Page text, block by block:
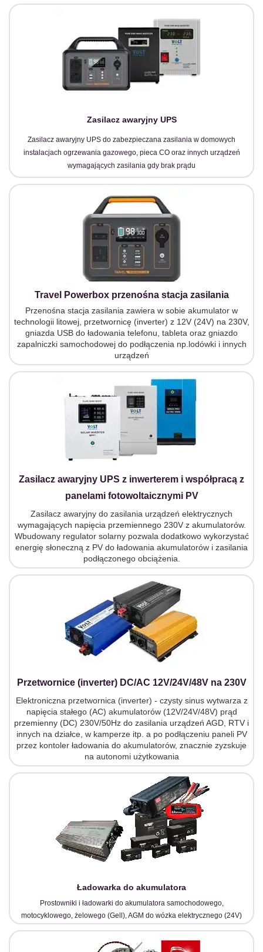
Zasilacz awaryjny UPS
Zasilacz awaryjny UPS do zabezpieczana zasilania w domowych
instalacjach ogrzewania gazowego, pieca CO oraz innych urządzeń
wymagających zasilania gdy brak prądu
Travel Powerbox przenośna stacja zasilania
Przenośna stacja zasilania zawiera w sobie akumulator w
technologii litowej, przetwornicę (inverter) z 12V (24V) na 230V,
gniazda USB do ładowania telefonu, tableta oraz gniazdo
zapalniczki samochodowej do podłączenia np.lodówki i innych
urządzeń
Zasilacz awaryjny UPS z inwerterem i współpracą z
panelami fotowoltaicznymi PV
Zasilacz awaryjny do zasilania urządzeń elektrycznych
wymagających napięcia przemiennego 230V z akumulatorów.
Wbudowany regulator solarny pozwala dodatkowo wykorzystać
energię słoneczną z PV do ładowania akumulatorów i zasilania
podłączonego obciążenia.
Przetwornice (inverter) DC/AC 12V/24V/48V na 230V
Elektroniczna przetwornica (inverter) - czysty sinus wytwarza z
napięcia stałego (AC) akumulatorów (12V/24V/48V) prąd
przemienny (DC) 230V/50Hz do zasilania urządzeń AGD, RTV i
innych na działce, w kamperze itp. a po podłączeniu paneli PV
przez kontoler ładowania do akumulatorów, znacznie zyzskuje
na autonomi użytkowania
Ładowarka do akumulatora
Prostowniki i ładowarki do akumulatora samochodowego,
motocyklowego, żelowego (Gell), AGM do wózka elektrycznego (24V)